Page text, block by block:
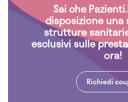
Sai che
disposizione una
strutture
esclusivi sulle
ora!
Richiedi